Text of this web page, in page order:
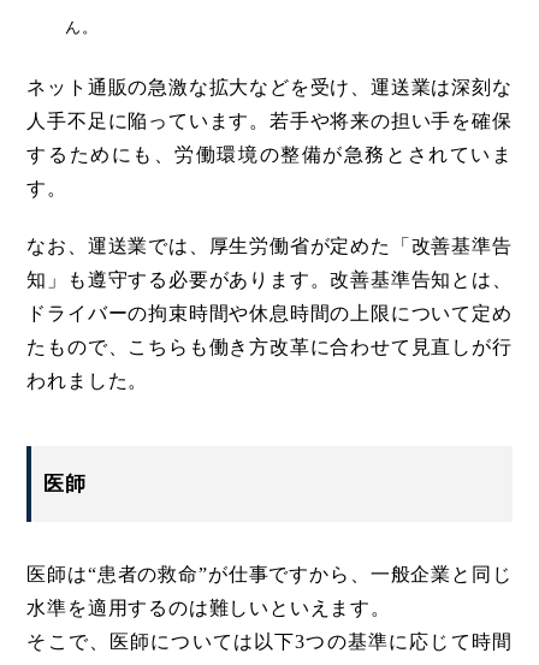
ん。
ネット通販の急激な拡大などを受け、運送業は深刻な
人手不足に陥っています。若手や将来の担い手を確保
するためにも、労働環境の整備が急務とされていま
す。
なお、運送業では、厚生労働省が定めた「改善基準告
知」も遵守する必要があります。改善基準告知とは、
ドライバーの拘束時間や休息時間の上限について定め
たもので、こちらも働き方改革に合わせて見直しが行
われました。
医師
医師は“患者の救命”が仕事ですから、一般企業と同じ
水準を適用するのは難しいといえます。
そこで、医師については以下3つの基準に応じて時間